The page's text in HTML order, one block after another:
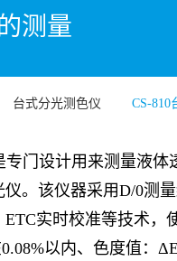
测量
台式分光测色仪 CS-810
门设计用来测量液体
。该仪器采用D/0测
ETC实时校准等技术，
0.08%以内、色度值：Δ